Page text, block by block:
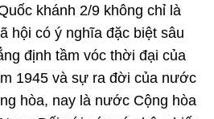
khánh 2/9 không chỉ là
hội có ý nghĩa đặc biệt sâu
định tầm vóc thời đại của
1945 và sự ra đời của nước
hòa, nay là nước Cộng hòa